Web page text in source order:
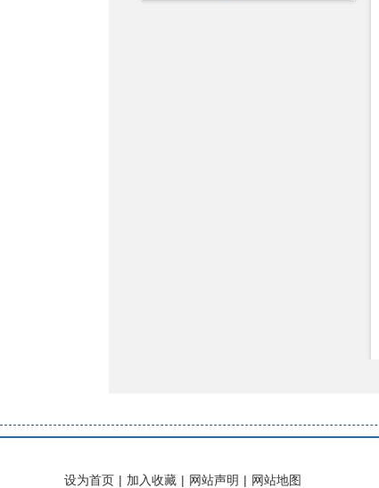
设为首页 | 加入收藏 | 网站声明 | 网站地图